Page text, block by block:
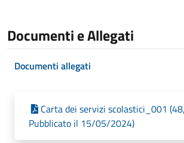
Documenti e Allegati
Documenti allegati
Carta dei servizi scolastici_001
Pubblicato il 15/05/2024)